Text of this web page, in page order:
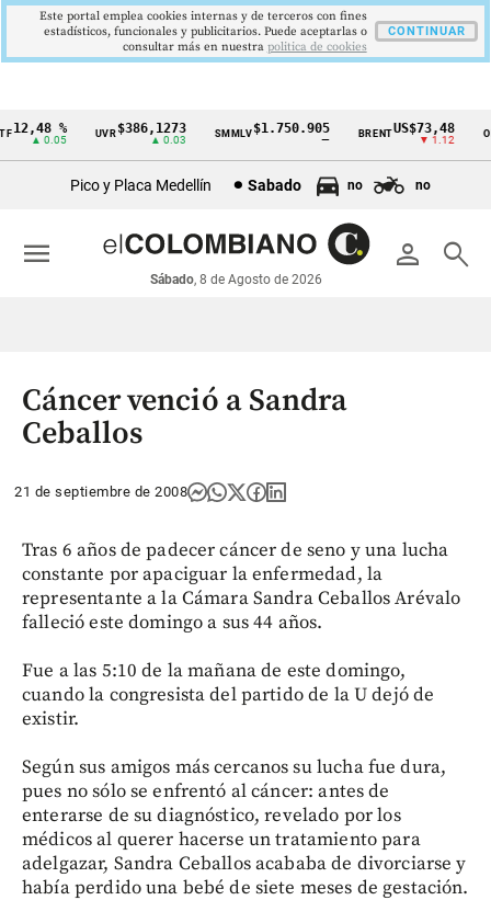
Cintillo
económicos
Colombia
%
▲ 0.05
UVR$386,1273
▲ 0.03
SMMLV$1.750.905 BRENTUS$73,48
▼ 1.12
ORO
Pico y Placa Medellín Sabado no no
person search
Sábado, 8 de Agosto de 2026
menu
Cáncer venció a Sandra
Ceballos
21 de septiembre de 2008
Tras 6 años de padecer cáncer de seno y una lucha
constante por apaciguar la enfermedad, la
representante a la Cámara Sandra Ceballos Arévalo
falleció este domingo a sus 44 años.
Fue a las 5:10 de la mañana de este domingo,
cuando la congresista del partido de la U dejó de
existir.
Según sus amigos más cercanos su lucha fue dura,
pues no sólo se enfrentó al cáncer: antes de
enterarse de su diagnóstico, revelado por los
médicos al querer hacerse un tratamiento para
adelgazar, Sandra Ceballos acababa de divorciarse y
había perdido una bebé de siete meses de gestación.
Este portal emplea cookies internas y de terceros con fines
estadísticos, funcionales y publicitarios. Puede aceptarlas o
consultar más en nuestra politica de cookies
CONTINUAR